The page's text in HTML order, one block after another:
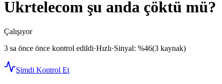
Ukrtelecom şu anda çöktü mü?
Çalışıyor
3 sa önce önce kontrol edildi·Hızlı·Sinyal: %46(3 kaynak)
Şimdi Kontrol Et